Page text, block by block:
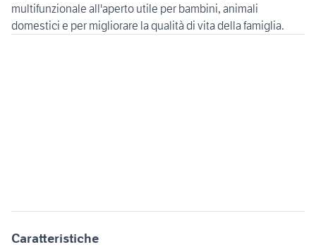
multifunzionale all'aperto utile per bambini, animali
domestici e per migliorare la qualità di vita della famiglia.
Caratteristiche